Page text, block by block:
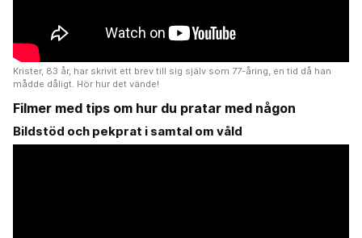
Krister, 83 år, har skrivit ett brev till sig själv som 77-åring, en tid då han
mådde dåligt. Hör hur det vände!
Filmer med tips om hur du pratar med någon
Bildstöd och pekprat i samtal om våld